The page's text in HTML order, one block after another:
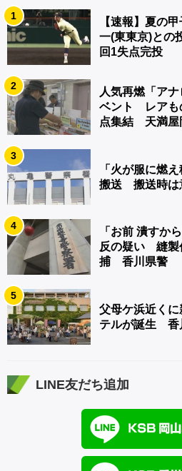
1
【速報】夏の
一(東東京)との
回1失点完投
2
人気再燃「ア
ベント レアも
点集結 天満屋
3
「火が服に燃
搬送 搬送時は
4
「お前 潰すか
反の疑い 縫製
捕 香川県警
5
父母ケ浜近く
テルが誕生 香
LINE友だち追加